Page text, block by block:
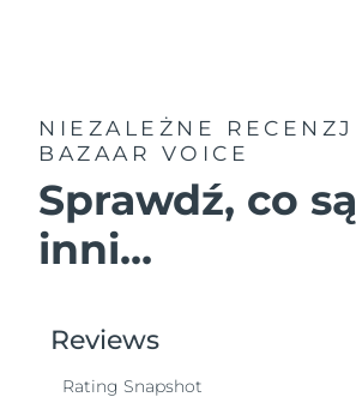
NIEZALEŻNE
BAZAAR VOICE
Sprawdź, co
inni...